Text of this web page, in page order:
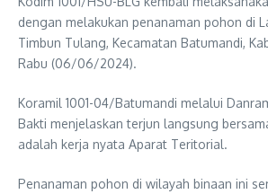
dengan melakukan penanaman pohon di
Timbun Tulang, Kecamatan Batumandi,
Rabu (06/06/2024).
Koramil 1001-04/Batumandi melalui
Bakti menjelaskan terjun langsung
adalah kerja nyata Aparat Teritorial.
Penanaman pohon di wilayah binaan ini